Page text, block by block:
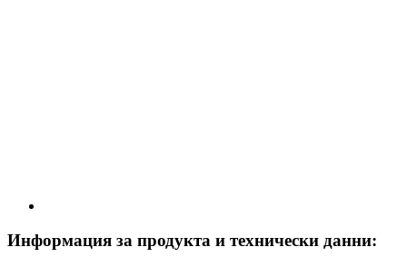
Информация за продукта и технически данни: